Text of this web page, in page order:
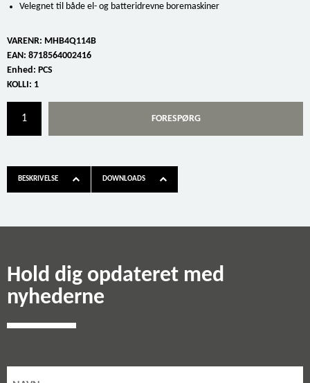
Velegnet til både el- og batteridrevne boremaskiner
VARENR: MHB4Q114B
EAN: 8718564002416
Enhed: PCS
KOLLI: 1
FORESPØRG
BESKRIVELSE DOWNLOADS
Hold dig opdateret med
nyhederne